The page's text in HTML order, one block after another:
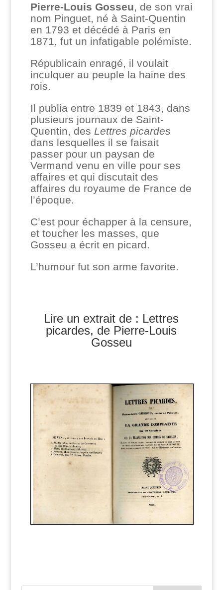
Pierre-Louis Gosseu , de son vrai
nom Pinguet, né à Saint-Quentin
en 1793 et décédé à Paris en
1871, fut un infatigable polémiste.
Républicain enragé, il voulait
inculquer au peuple la haine des
rois.
Il publia entre 1839 et 1843, dans
plusieurs journaux de Saint-
Quentin, des Lettres picardes
dans lesquelles il se faisait
passer pour un paysan de
Vermand venu en ville pour ses
affaires et qui discutait des
affaires du royaume de France de
l’époque.
C’est pour échapper à la censure,
et toucher les masses, que
Gosseu a écrit en picard.
L’humour fut son arme favorite.
Lire un extrait de : Lettres
picardes, de Pierre-Louis
Gosseu